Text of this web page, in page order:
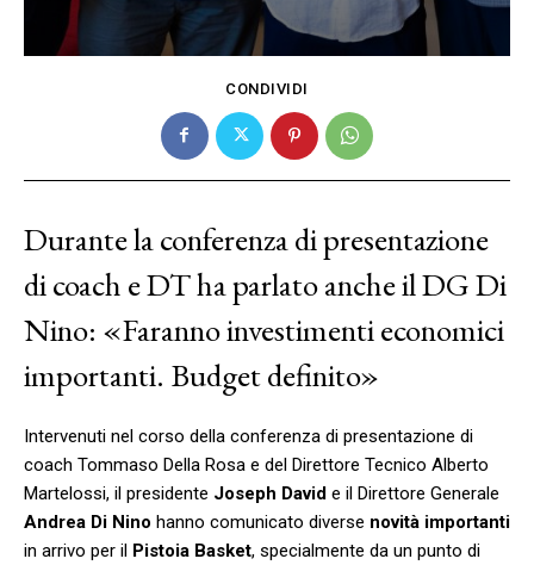
CONDIVIDI
Durante la conferenza di presentazione
di coach e DT ha parlato anche il DG Di
Nino: «Faranno investimenti economici
importanti. Budget definito»
Intervenuti nel corso della conferenza di presentazione di
coach Tommaso Della Rosa e del Direttore Tecnico Alberto
Martelossi, il presidente Joseph David e il Direttore Generale
Andrea Di Nino hanno comunicato diverse novità importanti
in arrivo per il Pistoia Basket, specialmente da un punto di